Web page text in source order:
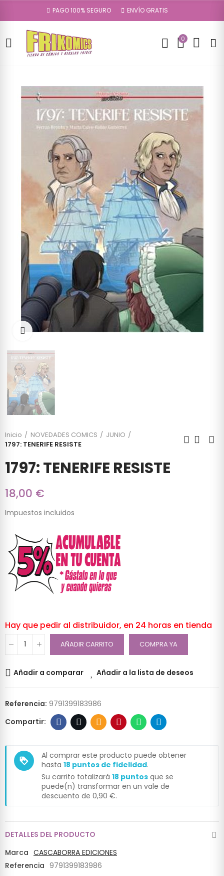
PAGO 100% SEGURO ENVÍO GRATIS
0
Click to enlarge
Inicio NOVEDADES COMICS
JUNIO
1797: TENERIFE RESISTE
1797: TENERIFE RESISTE
18,00 €
Impuestos incluidos
Hay que pedir al distribuidor, en 24 horas en tienda
AÑADIR CARRITO COMPRA YA
Añadir a comparar Añadir a la lista de deseos
Referencia: 9791399183986
loyalty
Al comprar este producto puede obtener
hasta 18 puntos de fidelidad.
Su carrito totalizará 18 puntos que se
puede(n) transformar en un vale de
descuento de 0,90 €.
DETALLES DEL PRODUCTO
Marca CASCABORRA EDICIONES
Referencia 9791399183986